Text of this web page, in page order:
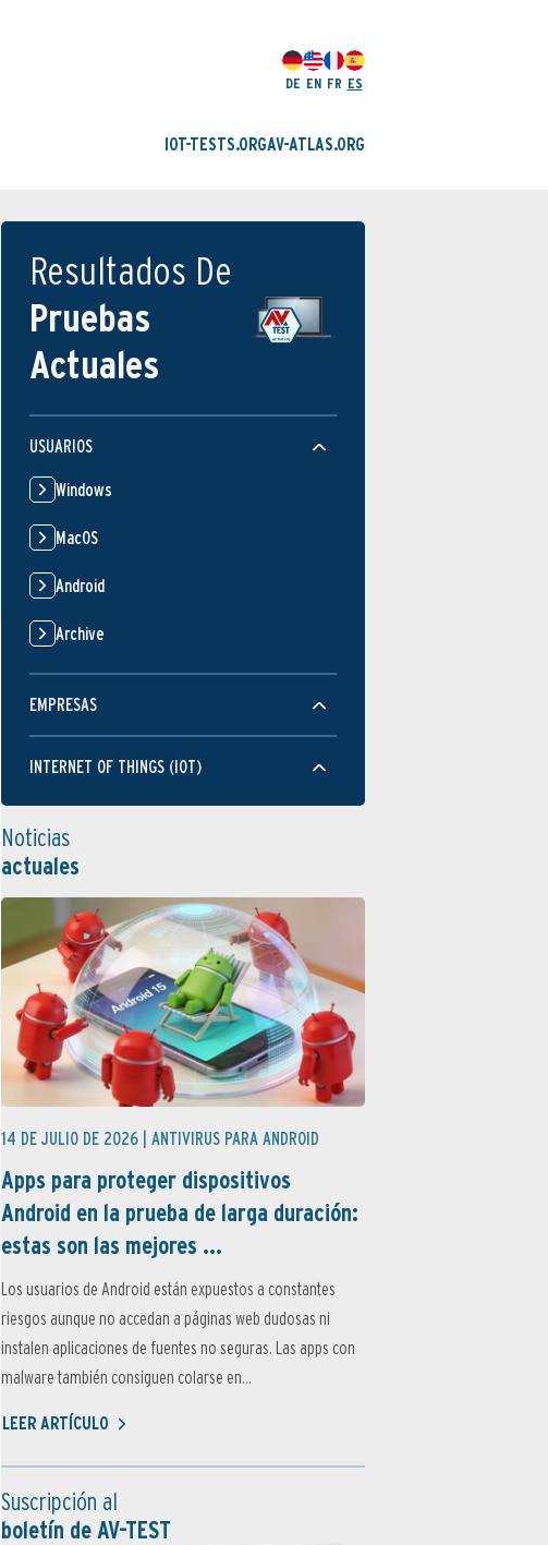
DE EN FR ES
IOT-TESTS.ORGAV-ATLAS.ORG
Resultados De
Pruebas
Actuales
USUARIOS
Windows
MacOS
Android
Archive
EMPRESAS
INTERNET OF THINGS (IOT)
Noticias
actuales
14 DE JULIO DE 2026 | ANTIVIRUS PARA ANDROID
Apps para proteger dispositivos
Android en la prueba de larga duración:
estas son las mejores ...
Los usuarios de Android están expuestos a constantes
riesgos aunque no accedan a páginas web dudosas ni
instalen aplicaciones de fuentes no seguras. Las apps con
malware también consiguen colarse en...
LEER ARTÍCULO
Suscripción al
boletín de AV-TEST